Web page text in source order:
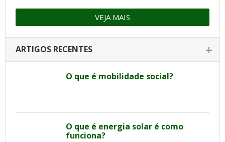
VEJA MAIS
ARTIGOS RECENTES
O que é mobilidade social?
O que é energia solar é como
funciona?